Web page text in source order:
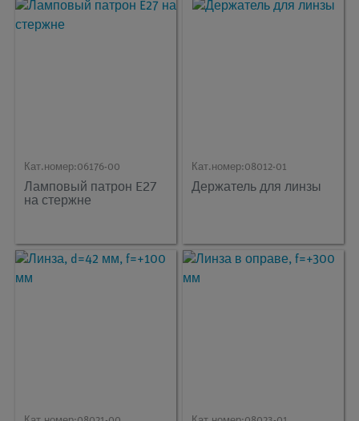
Кат.номер:06176-00
Ламповый патрон E27
на стержне
Кат.номер:08012-01
Держатель для линзы